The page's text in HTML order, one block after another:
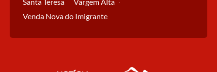
Venda Nova do Imigrante